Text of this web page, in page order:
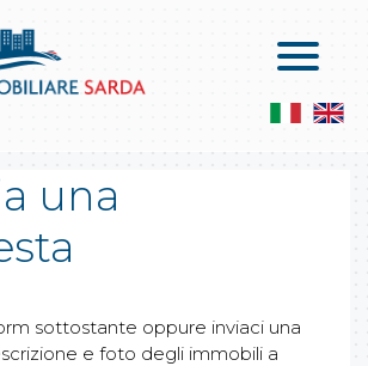
una
sottostante oppure inviaci una
e foto degli immobili a